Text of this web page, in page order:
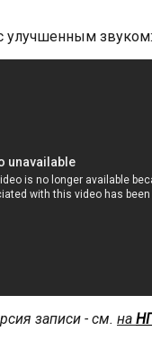
улучшенным звуком:
записи - см. на